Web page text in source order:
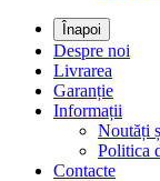
Înapoi
Despre noi
Livrarea
Garanție
Informații
Noutăți
Politica
Contacte